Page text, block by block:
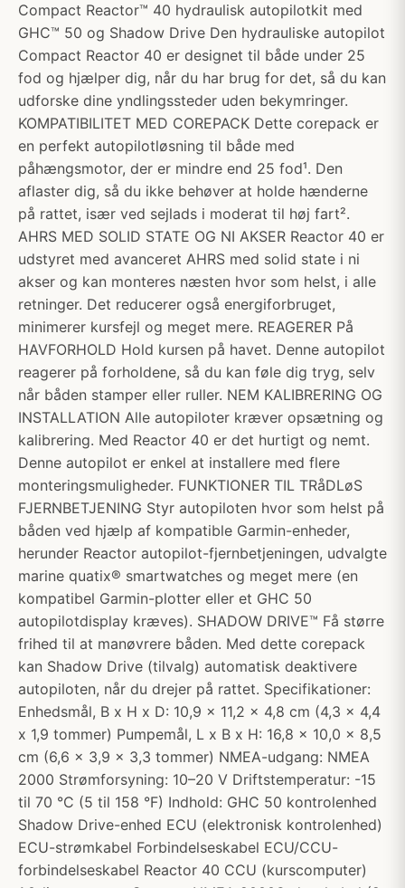
Compact Reactor™ 40 hydraulisk autopilotkit med
GHC™ 50 og Shadow Drive Den hydrauliske autopilot
Compact Reactor 40 er designet til både under 25
fod og hjælper dig, når du har brug for det, så du kan
udforske dine yndlingssteder uden bekymringer.
KOMPATIBILITET MED COREPACK Dette corepack er
en perfekt autopilotløsning til både med
påhængsmotor, der er mindre end 25 fod¹. Den
aflaster dig, så du ikke behøver at holde hænderne
på rattet, især ved sejlads i moderat til høj fart².
AHRS MED SOLID STATE OG NI AKSER Reactor 40 er
udstyret med avanceret AHRS med solid state i ni
akser og kan monteres næsten hvor som helst, i alle
retninger. Det reducerer også energiforbruget,
minimerer kursfejl og meget mere. REAGERER På
HAVFORHOLD Hold kursen på havet. Denne autopilot
reagerer på forholdene, så du kan føle dig tryg, selv
når båden stamper eller ruller. NEM KALIBRERING OG
INSTALLATION Alle autopiloter kræver opsætning og
kalibrering. Med Reactor 40 er det hurtigt og nemt.
Denne autopilot er enkel at installere med flere
monteringsmuligheder. FUNKTIONER TIL TRåDLøS
FJERNBETJENING Styr autopiloten hvor som helst på
båden ved hjælp af kompatible Garmin-enheder,
herunder Reactor autopilot-fjernbetjeningen, udvalgte
marine quatix® smartwatches og meget mere (en
kompatibel Garmin-plotter eller et GHC 50
autopilotdisplay kræves). SHADOW DRIVE™ Få større
frihed til at manøvrere båden. Med dette corepack
kan Shadow Drive (tilvalg) automatisk deaktivere
autopiloten, når du drejer på rattet. Specifikationer:
Enhedsmål, B x H x D: 10,9 x 11,2 x 4,8 cm (4,3 x 4,4
x 1,9 tommer) Pumpemål, L x B x H: 16,8 x 10,0 x 8,5
cm (6,6 x 3,9 x 3,3 tommer) NMEA-udgang: NMEA
2000 Strømforsyning: 10–20 V Driftstemperatur: -15
til 70 °C (5 til 158 °F) Indhold: GHC 50 kontrolenhed
Shadow Drive-enhed ECU (elektronisk kontrolenhed)
ECU-strømkabel Forbindelseskabel ECU/CCU-
forbindelseskabel Reactor 40 CCU (kurscomputer)